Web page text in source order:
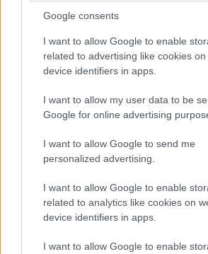
Google consents
I want to allow Google to enable
related to advertising like cookies
device identifiers in apps.
I want to allow my user data to be
Google for online advertising
I want to allow Google to send me
personalized advertising.
I want to allow Google to enable
related to analytics like cookies on
device identifiers in apps.
I want to allow Google to enable
2022. december 19. 15:47
Megmagyarázta obszcén
világbajnok argentinok
Előtte kifütyülték őt, mert mintha
volna az Aranykesztyűt.